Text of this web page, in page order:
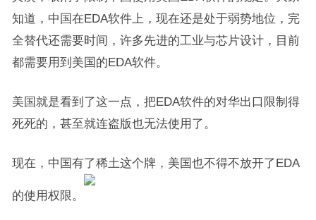
知道，中国在EDA软件上，现在还是处于弱势地位，完
全替代还需要时间，许多先进的工业与芯片设计，目前
都需要用到美国的EDA软件。
美国就是看到了这一点，把EDA软件的对华出口限制得
死死的，甚至就连盗版也无法使用了。
现在，中国有了稀土这个牌，美国也不得不放开了EDA
的使用权限。